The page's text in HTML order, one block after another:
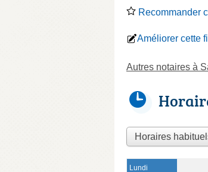
Recommander
Améliorer cette
Autres notaires à
Lundi